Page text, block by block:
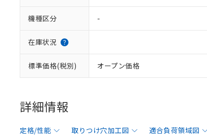
機種区分 -
在庫状況
標準価格(税別) オープン価格
詳細情報
定格/性能 取りつけ穴加工図 適合負荷領域図